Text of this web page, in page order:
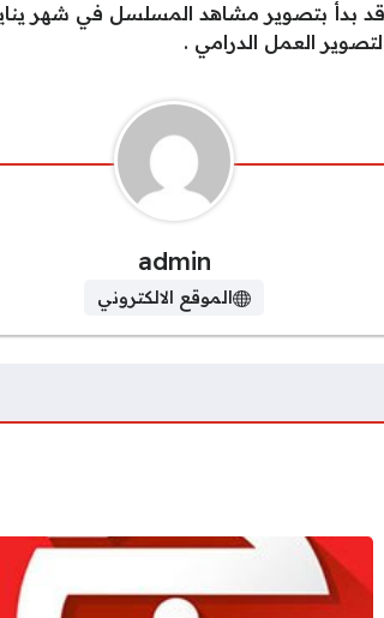
قد بدأ بتصوير مشاهد المسلسل في شهر
العمل الدرامي .
admin
الموقع الالكتروني